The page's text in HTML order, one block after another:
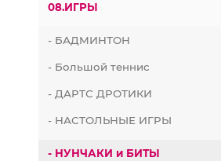
08.ИГРЫ
- БАДМИНТОН
- Большой теннис
- ДАРТС ДРОТИКИ
- НАСТОЛЬНЫЕ ИГРЫ
- НУНЧАКИ и БИТЫ